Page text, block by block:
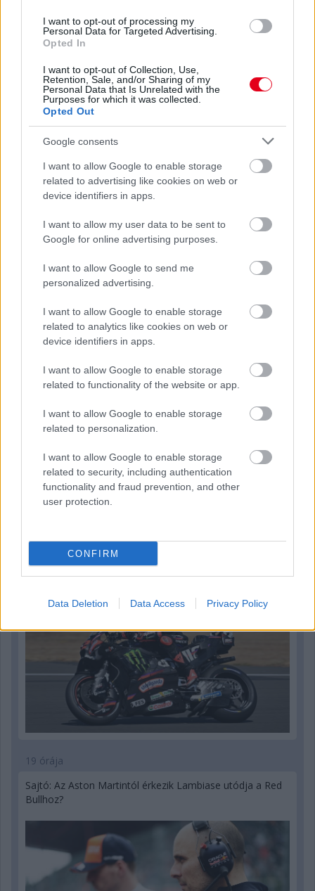
I want to opt-out of processing my
Personal Data for Targeted Advertising.
Opted In
I want to opt-out of Collection, Use,
Retention, Sale, and/or Sharing of my
Personal Data that Is Unrelated with the
Purposes for which it was collected.
Opted Out
Google consents
I want to allow Google to enable storage
related to advertising like cookies on web or
device identifiers in apps.
I want to allow my user data to be sent to
Google for online advertising purposes.
I want to allow Google to send me
personalized advertising.
I want to allow Google to enable storage
related to analytics like cookies on web or
device identifiers in apps.
I want to allow Google to enable storage
related to functionality of the website or app.
I want to allow Google to enable storage
related to personalization.
I want to allow Google to enable storage
related to security, including authentication
functionality and fraud prevention, and other
user protection.
CONFIRM
Data Deletion Data Access Privacy Policy
Az F1-es Német Nagydíj „mindenképpen megvalósul”
Domenicali szerint
5 órája
„Jó látni, hogy közel az álom” – Camara az F1-es
pletykákról
körrekordon
19 órája
Sajtó: Az Aston Martintól érkezik Lambiase utódja a Red
Bullhoz?